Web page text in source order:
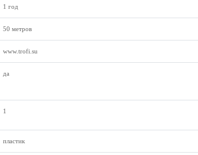
1 год
50 метров
www.trofi.su
да
1
пластик